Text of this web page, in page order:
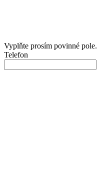
Vyplňte prosím povinné pole.
Telefon